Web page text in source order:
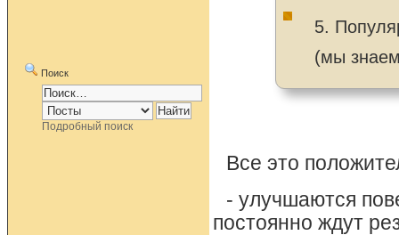
Поиск
Подробный поиск
5.
(мы
Все это
- улучшаются
постоянно ждут